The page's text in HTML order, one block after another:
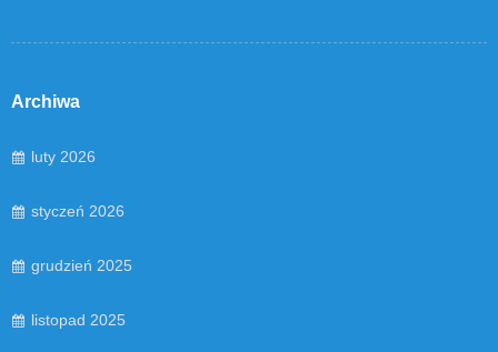
Archiwa
luty 2026
styczeń 2026
grudzień 2025
listopad 2025